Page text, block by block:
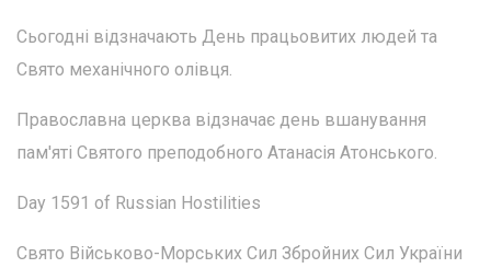
Сьогодні відзначають День працьовитих людей та
Свято механічного олівця.
Православна церква відзначає день вшанування
пам'яті Святого преподобного Атанасія Атонського.
Day 1591 of Russian Hostilities
Свято Військово-Морських Сил Збройних Сил України